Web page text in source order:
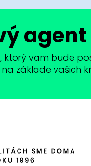
agent
ktorý vam bude
základe vašich